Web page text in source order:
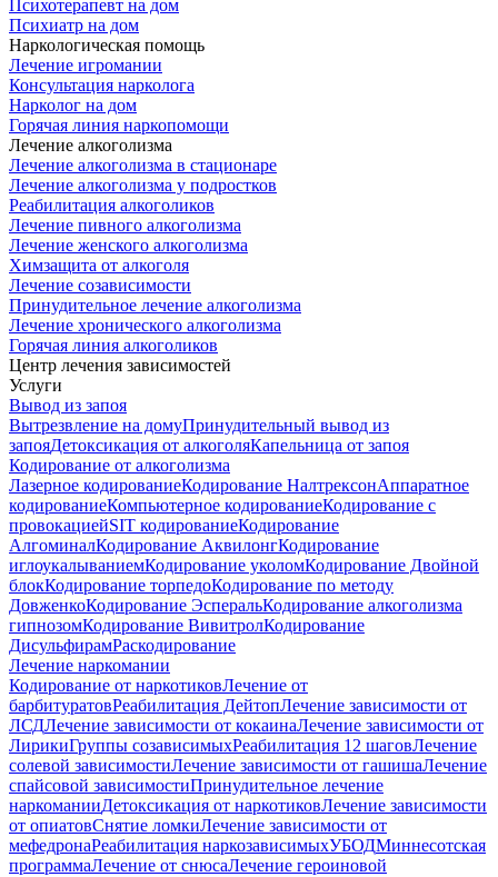
Психотерапевт на дом
Психиатр на дом
Наркологическая помощь
Лечение игромании
Консультация нарколога
Нарколог на дом
Горячая линия наркопомощи
Лечение алкоголизма
Лечение алкоголизма в стационаре
Лечение алкоголизма у подростков
Реабилитация алкоголиков
Лечение пивного алкоголизма
Лечение женского алкоголизма
Химзащита от алкоголя
Лечение созависимости
Принудительное лечение алкоголизма
Лечение хронического алкоголизма
Горячая линия алкоголиков
Центр лечения зависимостей
Услуги
Вывод из запоя
Вытрезвление на домуПринудительный вывод из
запояДетоксикация от алкоголяКапельница от запоя
Кодирование от алкоголизма
Лазерное кодированиеКодирование НалтрексонАппаратное
кодированиеКомпьютерное кодированиеКодирование с
провокациейSIT кодированиеКодирование
АлгоминалКодирование АквилонгКодирование
иглоукалываниемКодирование уколомКодирование Двойной
блокКодирование торпедоКодирование по методу
ДовженкоКодирование ЭсперальКодирование алкоголизма
гипнозомКодирование ВивитролКодирование
ДисульфирамРаскодирование
Лечение наркомании
Кодирование от наркотиковЛечение от
барбитуратовРеабилитация ДейтопЛечение зависимости от
ЛСДЛечение зависимости от кокаинаЛечение зависимости от
ЛирикиГруппы созависимыхРеабилитация 12 шаговЛечение
солевой зависимостиЛечение зависимости от гашишаЛечение
спайсовой зависимостиПринудительное лечение
наркоманииДетоксикация от наркотиковЛечение зависимости
от опиатовСнятие ломкиЛечение зависимости от
мефедронаРеабилитация наркозависимыхУБОДМиннесотская
программаЛечение от снюсаЛечение героиновой